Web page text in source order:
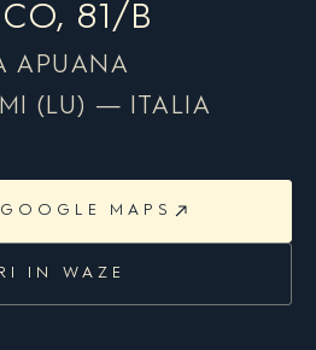
81/B
APUANA
(LU) — ITALIA
MAPS
IN WAZE